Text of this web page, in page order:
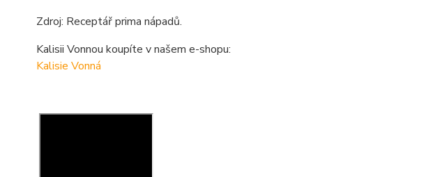
Zdroj: Receptář prima nápadů.
Kalisii Vonnou koupíte v našem e-shopu:
Kalisie Vonná